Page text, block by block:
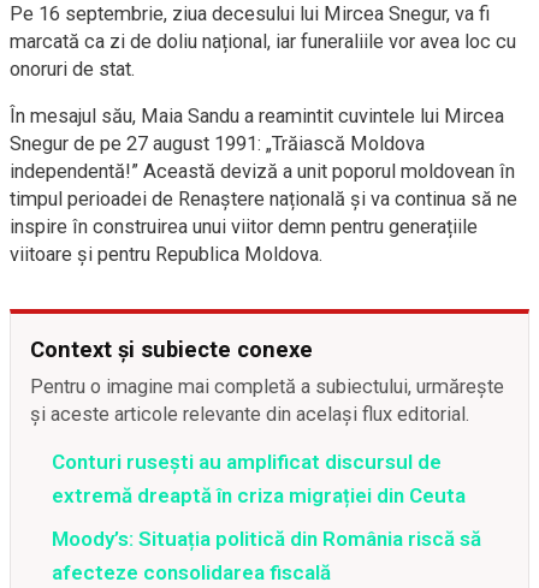
Pe 16 septembrie, ziua decesului lui Mircea Snegur, va fi
marcată ca zi de doliu național, iar funeraliile vor avea loc cu
onoruri de stat.
În mesajul său, Maia Sandu a reamintit cuvintele lui Mircea
Snegur de pe 27 august 1991: „Trăiască Moldova
independentă!” Această deviză a unit poporul moldovean în
timpul perioadei de Renaștere națională și va continua să ne
inspire în construirea unui viitor demn pentru generațiile
viitoare și pentru Republica Moldova.
Context și subiecte conexe
Pentru o imagine mai completă a subiectului, urmărește
și aceste articole relevante din același flux editorial.
Conturi rusești au amplificat discursul de
extremă dreaptă în criza migrației din Ceuta
Moody’s: Situația politică din România riscă să
afecteze consolidarea fiscală